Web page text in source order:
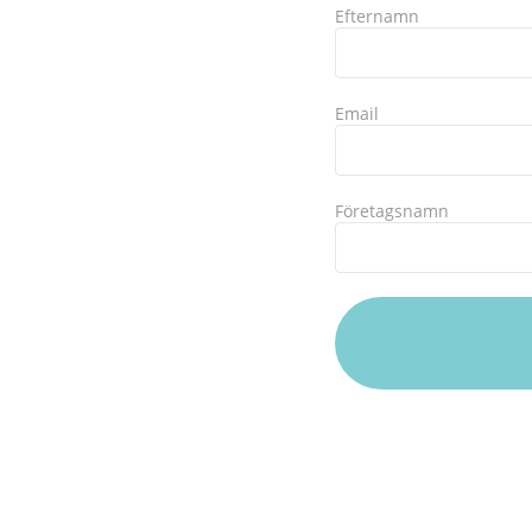
Efternamn
Email
Företagsnamn